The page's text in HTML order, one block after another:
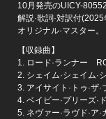
10月発売のUICY-
解説·歌詞·対訳付
オリジナル·マスター。
【収録曲】
1. ロード·ランナー
2. シェイム·シェイム
3. アイサイト·トゥ·ザ
4. ベイビー·プリーズ·
5. ネヴァー·ラヴド·ア